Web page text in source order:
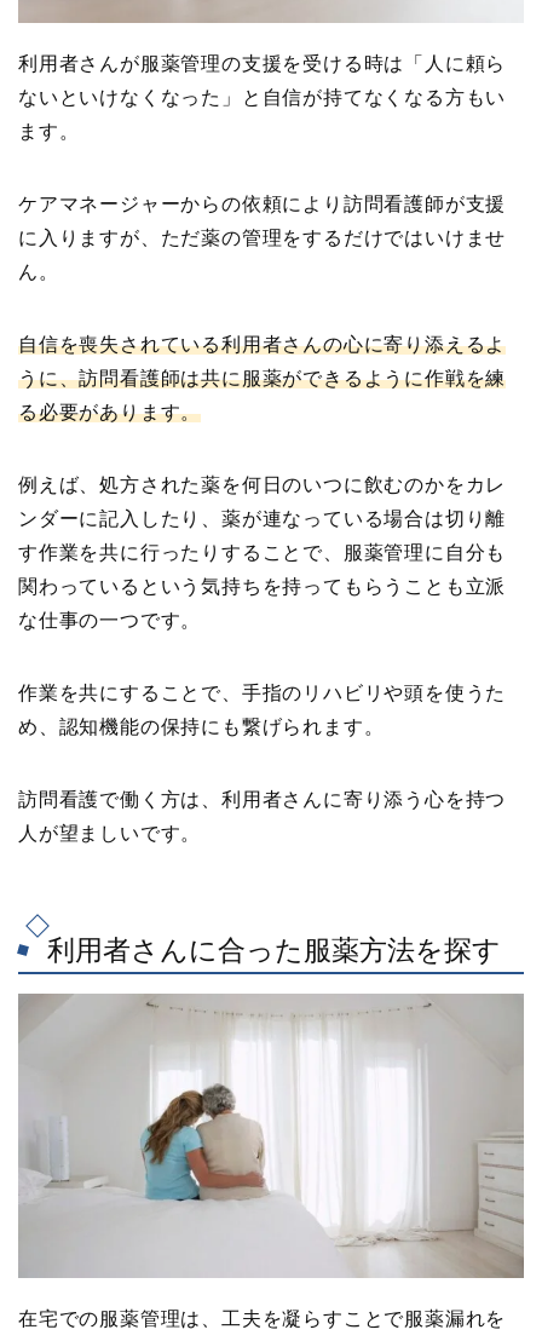
利用者さんが服薬管理の支援を受ける時は「人に頼ら
ないといけなくなった」と自信が持てなくなる方もい
ます。
ケアマネージャーからの依頼により訪問看護師が支援
に入りますが、ただ薬の管理をするだけではいけませ
ん。
自信を喪失されている利用者さんの心に寄り添えるよ
うに、訪問看護師は共に服薬ができるように作戦を練
る必要があります。
例えば、処方された薬を何日のいつに飲むのかをカレ
ンダーに記入したり、薬が連なっている場合は切り離
す作業を共に行ったりすることで、服薬管理に自分も
関わっているという気持ちを持ってもらうことも立派
な仕事の一つです。
作業を共にすることで、手指のリハビリや頭を使うた
め、認知機能の保持にも繋げられます。
訪問看護で働く方は、利用者さんに寄り添う心を持つ
人が望ましいです。
利用者さんに合った服薬方法を探す
在宅での服薬管理は、工夫を凝らすことで服薬漏れを